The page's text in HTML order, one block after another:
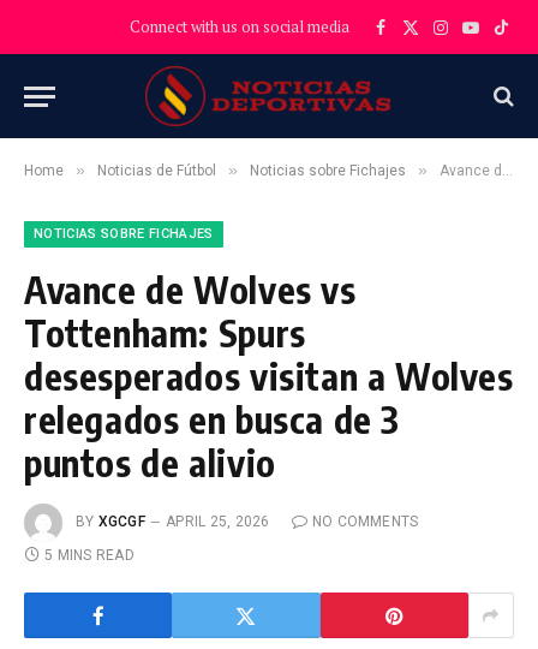
Connect with us on social media Facebook
X
Instagram
YouTube
Home » Noticias de Fútbol » Noticias sobre Fichajes » Avance de Wolves vs Tottenham: Spurs desesperados visitan a Wolves relegados en busca de 3 puntos de alivio
NOTICIAS SOBRE FICHAJES
Avance de Wolves vs
Tottenham: Spurs
desesperados visitan a Wolves
relegados en busca de 3
puntos de alivio
BY XGCGF APRIL 25, 2026
NO COMMENTS
5 MINS READ